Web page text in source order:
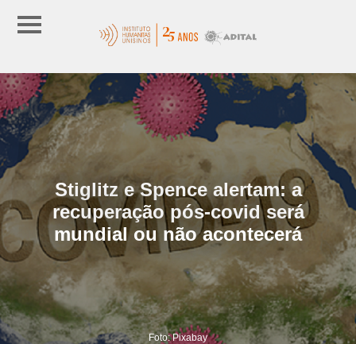
Stiglitz e Spence alertam: a
recuperação pós-covid será
mundial ou não acontecerá
Foto: Pixabay